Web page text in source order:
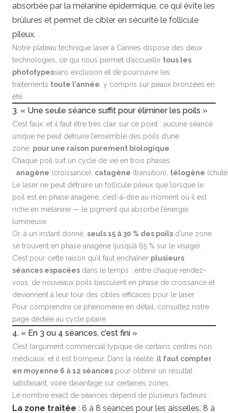
absorbée par la mélanine épidermique, ce qui évite les
brûlures et permet de cibler en sécurité le follicule
pileux.
Notre plateau technique laser à Cannes dispose des deux
technologies, ce qui nous permet d’accueillir tous les
phototypessans exclusion et de poursuivre les
traitements toute l’année , y compris sur peaux bronzées en
été.
3. « Une seule séance suffit pour éliminer les poils »
C’est faux, et il faut être très clair sur ce point : aucune séance
unique ne peut détruire l’ensemble des poils d’une
zone, pour une raison purement biologique
Chaque poil suit un cycle de vie en trois phases
: anagène (croissance), catagène (transition), télogène
Le laser ne peut détruire un follicule pileux que lorsque le
poil est en phase anagène, c’est-à-dire au moment où il est
riche en mélanine — le pigment qui absorbe l’énergie
lumineuse.
Or, à un instant donné, seuls 15 à 30 % des poils d’une zone
se trouvent en phase anagène (jusqu’à 65 % sur le visage).
C’est pour cette raison qu’il faut enchaîner plusieurs
séances espacées dans le temps : entre chaque rendez-
vous, de nouveaux poils basculent en phase de croissance et
deviennent à leur tour des cibles efficaces pour le laser.
Pour comprendre ce phénomène en détail, consultez notre
page dédiée au cycle pilaire
4. « En 3 ou 4 séances, c’est fini »
C’est l’argument commercial typique de certains centres non
médicaux, et il est trompeur. Dans la réalité, il faut compter
en moyenne 6 à 12 séances pour obtenir un résultat
satisfaisant, voire davantage sur certaines zones.
Le nombre exact de séances dépend de plusieurs facteurs :
La zone traitée : 6 à 8 séances pour les aisselles, 8 à